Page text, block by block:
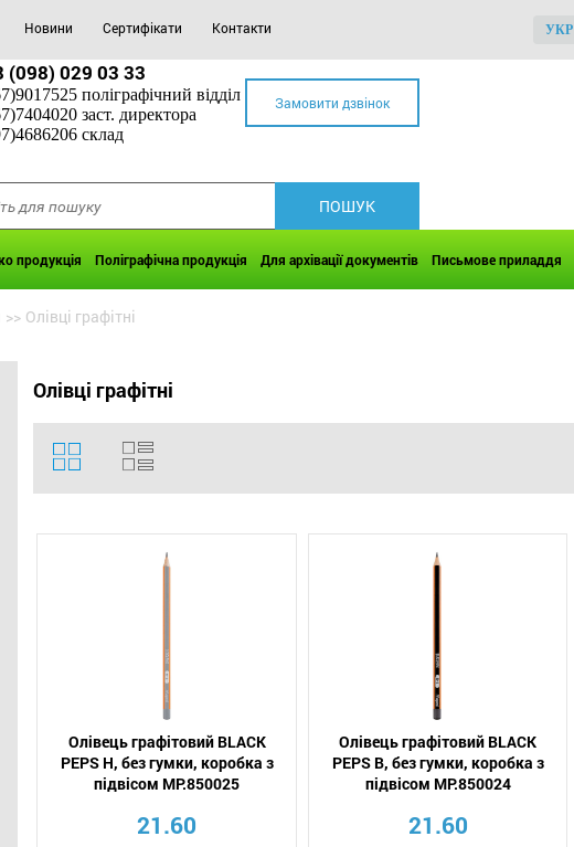
Новини Сертифікати Контакти УКР
(098) 029 03 33
поліграфічний відділ
заст. директора
склад
Замовити дзвінок
продукція Поліграфічна продукція Для архівації документів Письмове приладдя
>> Олівці графітні
Олівці графітні
Олівець графітовий BLACK
PEPS H, без гумки, коробка з
підвісом MP.850025
21.60
Олівець графітовий BLACK
PEPS B, без гумки, коробка з
підвісом MP.850024
21.60